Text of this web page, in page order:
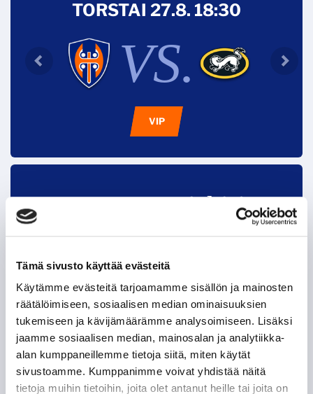
Tämä sivusto käyttää evästeitä
Käytämme evästeitä tarjoamamme sisällön ja mainosten
räätälöimiseen, sosiaalisen median ominaisuuksien
tukemiseen ja kävijämäärämme analysoimiseen. Lisäksi
jaamme sosiaalisen median, mainosalan ja analytiikka-
alan kumppaneillemme tietoja siitä, miten käytät
sivustoamme. Kumppanimme voivat yhdistää näitä
tietoja muihin tietoihin, joita olet antanut heille tai joita on
TORSTAI 27.8. 18:30
VS.
VIP
Tappara uutiskirje
Olen lukenuttietosuojaselosteenja hyväksyn
henkilötietojeni käsittelyn